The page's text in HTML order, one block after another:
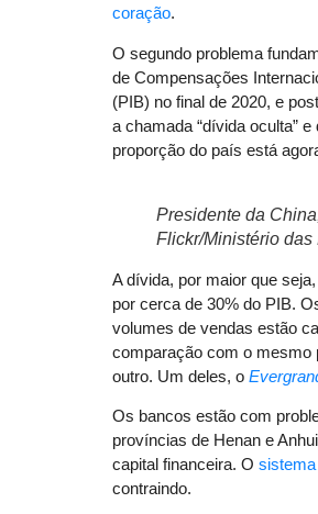
coração.
O segundo problema
de Compensações
(PIB) no final de 2020, e
a chamada “dívida oculta”
proporção do país está
Presidente da
Flickr/Ministério
A dívida, por maior que
por cerca de 30% do PIB.
volumes de vendas estão
comparação com o mesmo
outro. Um deles, o
Os bancos estão com
províncias de Henan e
capital financeira. O
contraindo.